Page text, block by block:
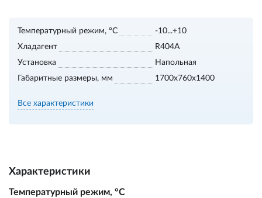
Температурный режим, °С
-10...+10
Хладагент
R404A
Установка
Напольная
Габаритные размеры, мм
1700х760х1400
Все характеристики
Характеристики
Температурный режим, °С